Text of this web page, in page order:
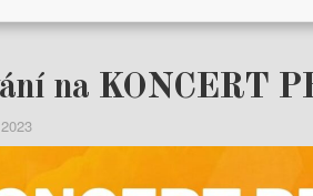
na KONCERT